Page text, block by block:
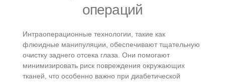
операций
Интраоперационные технологии, такие как
флюидные манипуляции, обеспечивают тщательную
очистку заднего отсека глаза. Они помогают
минимизировать риск повреждения окружающих
тканей, что особенно важно при диабетической